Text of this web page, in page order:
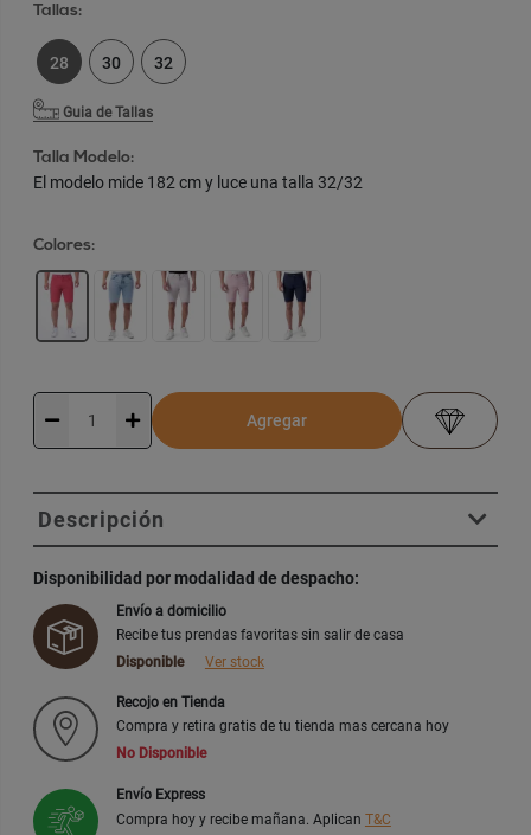
Tallas:
28 30 32
Guia de Tallas
Talla Modelo:
El modelo mide 182 cm y luce una talla 32/32
Colores:
Agregar
Descripción
Disponibilidad por modalidad de despacho:
Envío a domicilio
Recibe tus prendas favoritas sin salir de casa
Disponible
Ver stock
Recojo en Tienda
Compra y retira gratis de tu tienda mas cercana hoy
No Disponible
Envío Express
Compra hoy y recibe mañana. Aplican T&C